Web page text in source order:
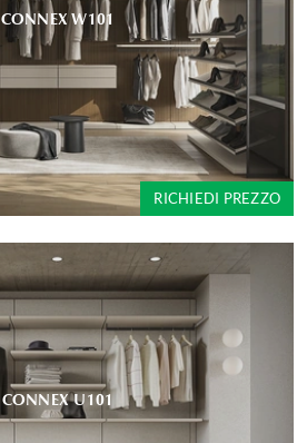
CONNEX W101
RICHIEDI PREZZO
CONNEX U101